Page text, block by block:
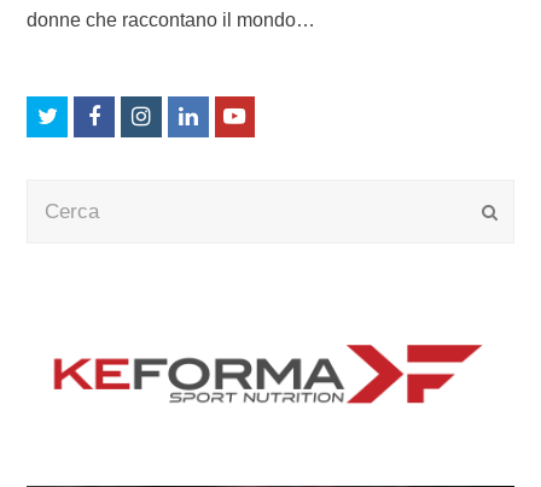
donne che raccontano il mondo…
TwitterFacebookInstagram
LinkedInYoutube